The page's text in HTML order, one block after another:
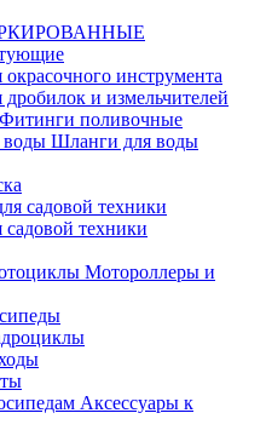
инструмента
и измельчителей
поливочные
Шланги для воды
техники
Мотороллеры и
Аксессуары к